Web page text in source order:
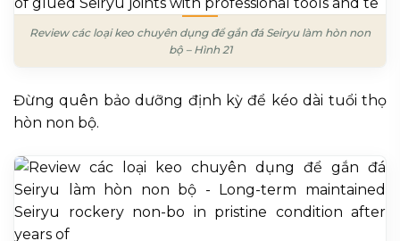
Review các loại keo chuyên dụng để gắn đá Seiryu làm hòn non
bộ – Hình 21
Đừng quên bảo dưỡng định kỳ để kéo dài tuổi thọ
hòn non bộ.